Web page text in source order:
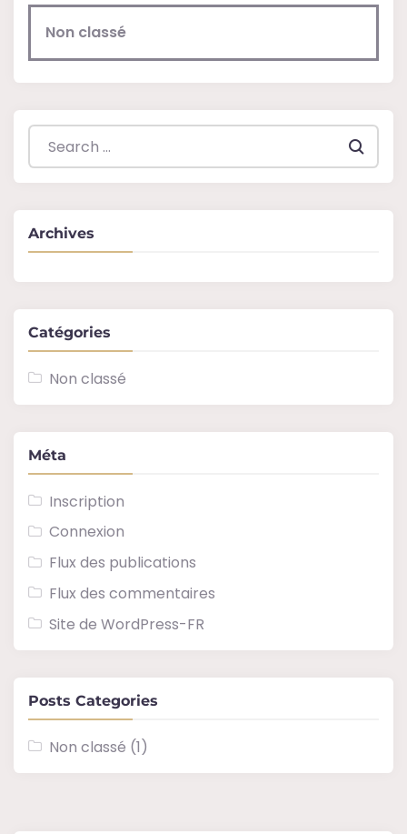
Non classé
Search everything...
Archives
Catégories
Non classé
Méta
Inscription
Connexion
Flux des publications
Flux des commentaires
Site de WordPress-FR
Posts Categories
Non classé (1)